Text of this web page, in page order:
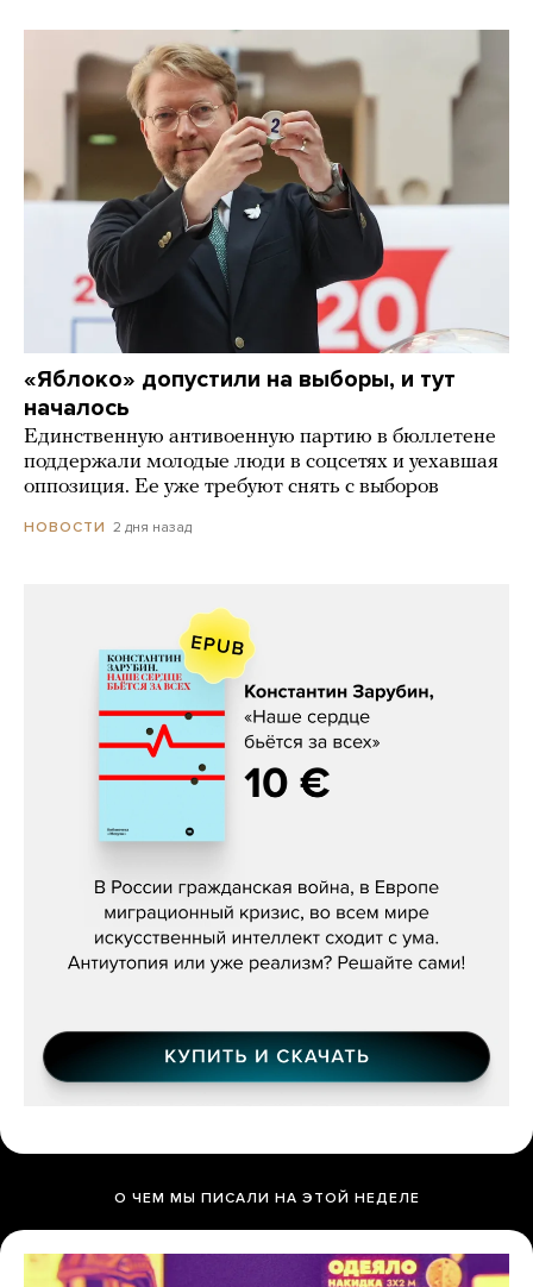
«Яблоко» допустили на выборы, и тут
началось
Единственную антивоенную партию в бюллетене
поддержали молодые люди в соцсетях и уехавшая
оппозиция. Ее уже требуют снять с выборов
НОВОСТИ 2 дня назад
Константин Зарубин, «Наше сердце
О ЧЕМ МЫ ПИСАЛИ НА ЭТОЙ НЕДЕЛЕ